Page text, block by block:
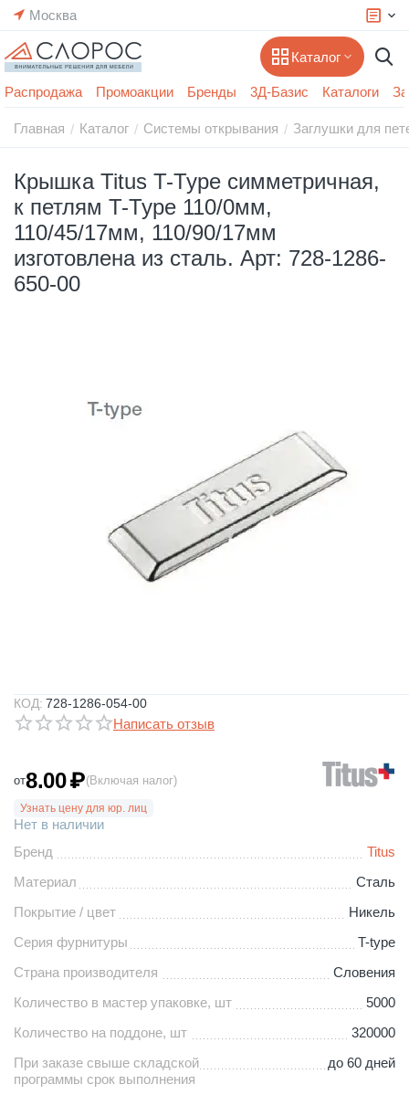
Москва
Каталог
Распродажа Промоакции Бренды 3Д-Базис Каталоги
Главная / Каталог / Системы открывания / Заглушки для
Крышка Titus T-Type симметричная,
к петлям T-Type 110/0мм,
110/45/17мм, 110/90/17мм
изготовлена из сталь. Арт: 728-1286-
650-00
КОД: 728-1286-054-00
Написать отзыв
от8.00₽(Включая налог)
Узнать цену для юр. лиц
Нет в наличии
Бренд
Titus
Материал
Сталь
Покрытие / цвет
Никель
Серия фурнитуры
T-type
Страна производителя
Словения
Количество в мастер упаковке, шт
5000
Количество на поддоне, шт
320000
При заказе свыше складской
программы срок выполнения
до 60 дней